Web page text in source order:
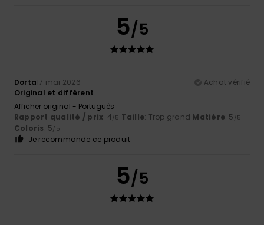
5/5
Dorta17 mai 2026
Achat vérifié
Original et différent
Afficher original - Português
Rapport qualité / prix: 4/5 Taille: Trop grand Matière: 5 /5
Coloris: 5/5
Je recommande ce produit
5/5